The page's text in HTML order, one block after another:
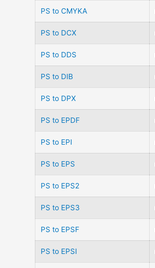
PS to CMYKA
PS to DCX
PS to DDS
PS to DIB
PS to DPX
PS to EPDF
PS to EPI
PS to EPS
PS to EPS2
PS to EPS3
PS to EPSF
PS to EPSI